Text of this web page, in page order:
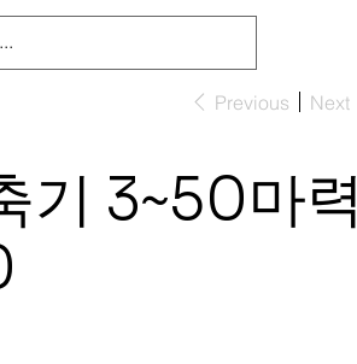
Previous Next
기 3~50마력